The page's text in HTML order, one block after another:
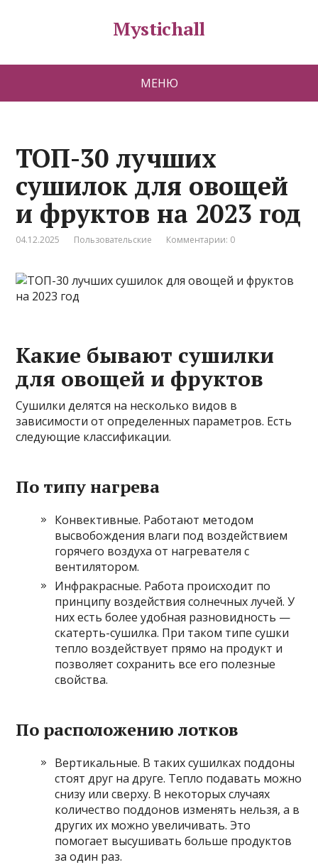
Mystichall
МЕНЮ
ТОП-30 лучших
сушилок для овощей
и фруктов на 2023 год
04.12.2025 Пользовательские Комментарии: 0
Какие бывают сушилки
для овощей и фруктов
Сушилки делятся на несколько видов в
зависимости от определенных параметров. Есть
следующие классификации.
По типу нагрева
Конвективные. Работают методом
высвобождения влаги под воздействием
горячего воздуха от нагревателя с
вентилятором.
Инфракрасные. Работа происходит по
принципу воздействия солнечных лучей. У
них есть более удобная разновидность —
скатерть-сушилка. При таком типе сушки
тепло воздействует прямо на продукт и
позволяет сохранить все его полезные
свойства.
По расположению лотков
Вертикальные. В таких сушилках поддоны
стоят друг на друге. Тепло подавать можно
снизу или сверху. В некоторых случаях
количество поддонов изменять нельзя, а в
других их можно увеличивать. Это
помогает высушивать больше продуктов
за один раз.